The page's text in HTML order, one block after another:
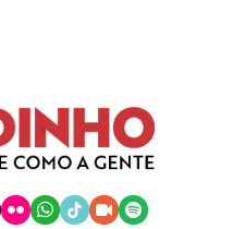
flickrwhatsapp
tiktokvideo-spotify